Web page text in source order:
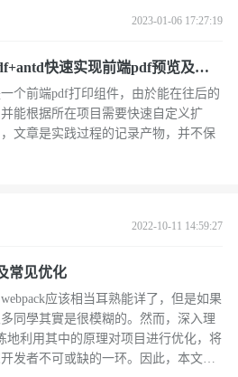
2023-01-06 17:27:19
快速实现前端pdf预览及打
个前端pdf打印组件，由於能在往后的
能根据所在项目需要快速自定义扩
文章是实践过程的记录产物，并不保
2022-10-11 14:59:27
常见优化
应该相当耳熟能详了，但是如果
同學其實是很模糊的。然而，深入理
地利用其中的原理对项目进行优化，将
发者不可或缺的一环。因此，本文就